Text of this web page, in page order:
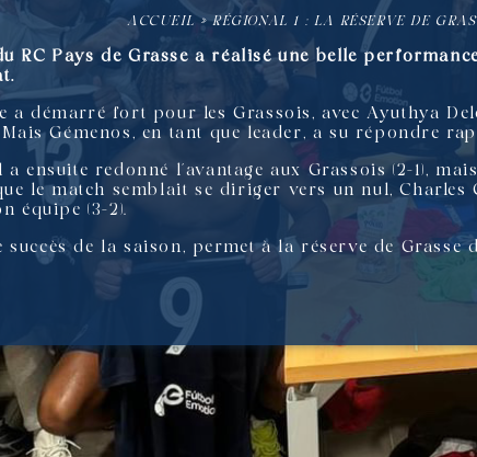
ACCUEIL »RÉGIONAL 1 : LA RÉSERVE DE
RC Pays de Grasse a réalisé une belle
a démarré fort pour les Grassois, avec Ayuthya
Mais Gémenos, en tant que leader, a su répondre
a ensuite redonné l’avantage aux Grassois (2-1),
le match semblait se diriger vers un nul,
équipe (3-2).
succès de la saison, permet à la réserve de